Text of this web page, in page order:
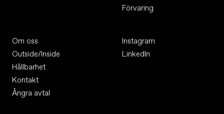
Förvaring
Om oss
Outside/Inside
Hållbarhet
Kontakt
Ångra avtal
Instagram
LinkedIn